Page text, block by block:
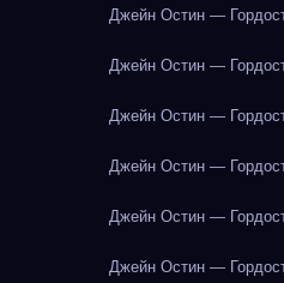
Джейн Остин —
Джейн Остин —
Джейн Остин —
Джейн Остин —
Джейн Остин —
Джейн Остин —